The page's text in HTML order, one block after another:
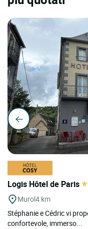
Logis Hôtel de Paris
Murol4 km
Stéphanie e Cédric vi
confortevole, immerso...